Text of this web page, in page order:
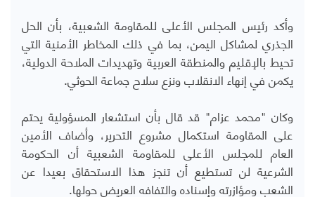
وأكد رئيس المجلس الأعلى للمقاومة الشعبية، بأن الحل
الجذري لمشاكل اليمن، بما في ذلك المخاطر الأمنية التي
تحيط بالإقليم والمنطقة العربية وتهديدات الملاحة الدولية،
يكمن في إنهاء الانقلاب ونزع سلاح جماعة الحوثي.
وكان "محمد عزام" قد قال بأن استشعار المسؤولية يحتم
على المقاومة استكمال مشروع التحرير، وأضاف الأمين
العام للمجلس الأعلى للمقاومة الشعبية أن الحكومة
الشرعية لن تستطيع أن تنجز هذا الاستحقاق بعيدا عن
الشعب ومؤازرته وإسناده والتفافه العريض حولها.